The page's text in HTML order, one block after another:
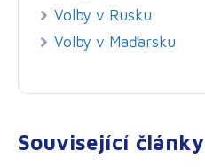
Volby v Rusku
Volby v Maďarsku
Související články